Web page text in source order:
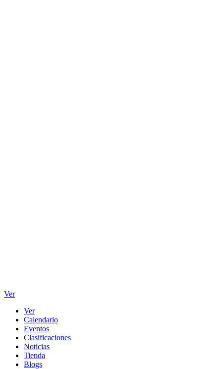
Ver
Ver
Calendario
Eventos
Clasificaciones
Noticias
Tienda
Blogs